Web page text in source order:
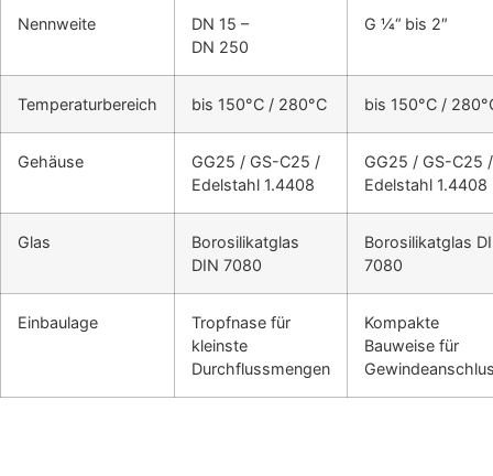
Nennweite
DN 15 –
DN 250
G ¼“ bis 2″
Temperaturbereich bis 150°C / 280°C bis 150°C /
Gehäuse
GG25 / GS-C25 /
Edelstahl 1.4408
GG25 / GS-C25 /
Edelstahl 1.4408
Glas
Borosilikatglas
DIN 7080
Borosilikatglas
7080
Einbaulage
Tropfnase für
kleinste
Durchflussmengen
Kompakte
Bauweise für